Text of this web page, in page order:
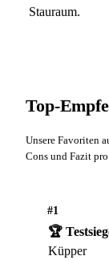
Stauraum.
Top-
Unsere Favoriten
Cons und Fazit
#1
🏆
Küpper